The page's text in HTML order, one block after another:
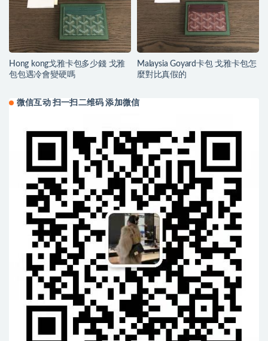
Hong kong戈雅卡包多少錢 戈雅
包包遇冷會變硬嗎
Malaysia Goyard卡包 戈雅卡包怎
麼對比真假的
微信互动 扫一扫二维码 添加微信